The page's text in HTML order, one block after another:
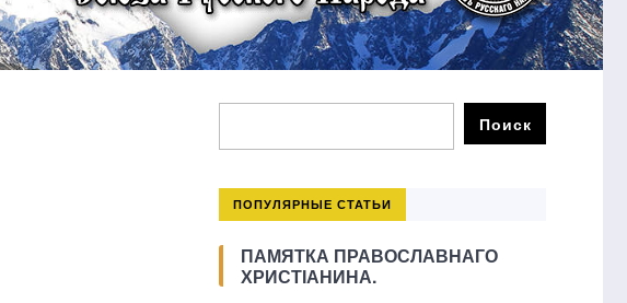
ПОПУЛЯРНЫЕ СТАТЬИ
ПАМЯТКА ПРАВОСЛАВНАГО
ХРИСТІАНИНА.